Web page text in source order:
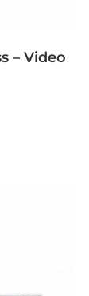
– Video